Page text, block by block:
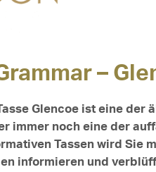
–
Glencoe ist eine der
immer noch eine der
Tassen wird Sie
informieren und